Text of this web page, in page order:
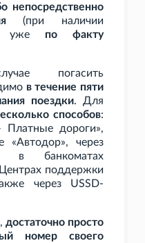
непосредственно
(при наличии
уже по факту
погасить
в течение пяти
поездки. Для
способов:
Платные дороги»,
«Автодор», через
в банкоматах
поддержки
через USSD-
достаточно просто
номер своего